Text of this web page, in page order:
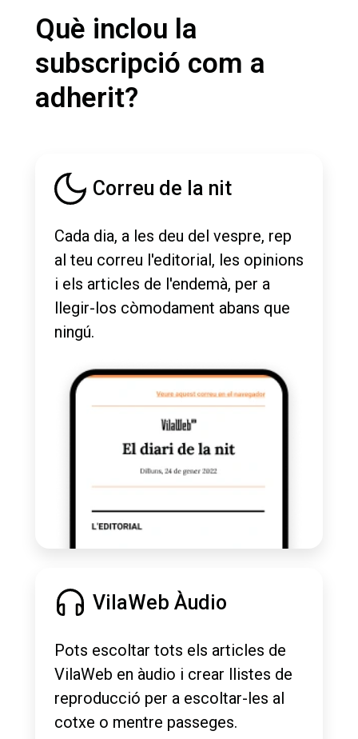
Què inclou la
subscripció com a
adherit?
Correu de la nit
Cada dia, a les deu del vespre, rep
al teu correu l'editorial, les opinions
i els articles de l'endemà, per a
llegir-los còmodament abans que
ningú.
VilaWeb Àudio
Pots escoltar tots els articles de
VilaWeb en àudio i crear llistes de
reproducció per a escoltar-les al
cotxe o mentre passeges.